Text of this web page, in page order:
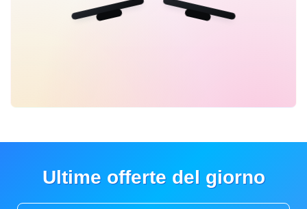
Ultime offerte del giorno